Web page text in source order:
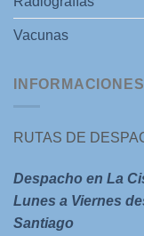
Vacunas
INFORMACIONES
RUTAS DE
Despacho en La
Lunes a Viernes
Santiago